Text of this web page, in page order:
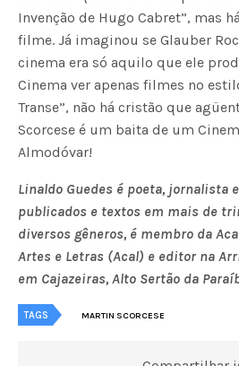
Invenção de Hugo Cabret”, mas
filme. Já imaginou se Glauber
cinema era só aquilo que ele
Cinema ver apenas filmes no
Transe”, não há cristão que
Scorcese é um baita de um
Almodóvar!
Linaldo Guedes é poeta, jornalista
publicados e textos em mais de
diversos gêneros, é membro da
Artes e Letras (Acal) e editor na
em Cajazeiras, Alto Sertão da
TAGS MARTIN SCORCESE